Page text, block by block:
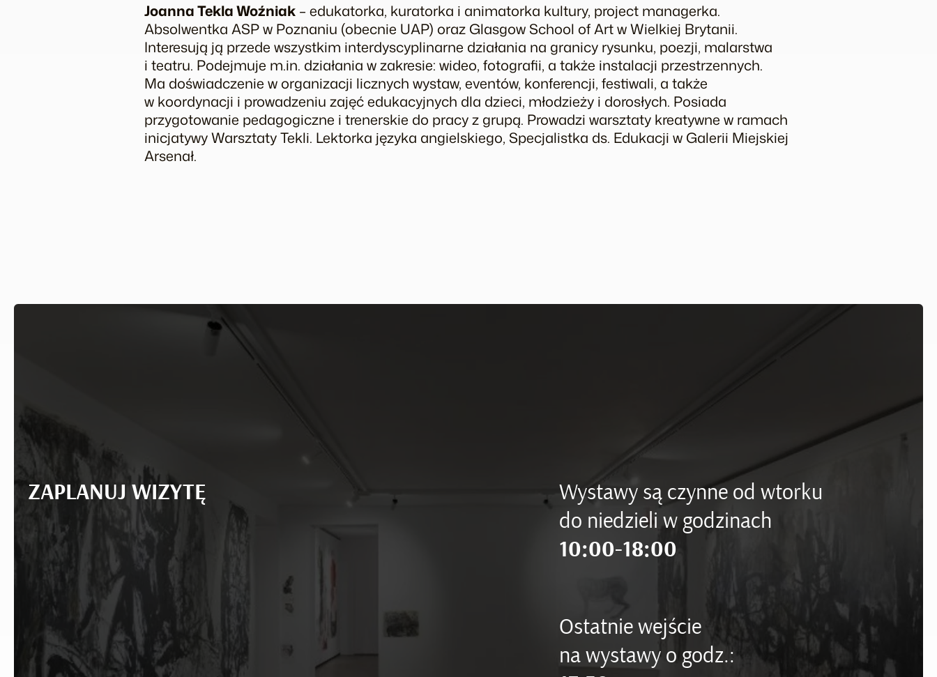
Joanna Tekla Woźniak – edukatorka, kuratorka i animatorka kultury, project managerka.
Absolwentka ASP w Poznaniu (obecnie UAP) oraz Glasgow School of Art w Wielkiej Brytanii.
Interesują ją przede wszystkim interdyscyplinarne działania na granicy rysunku, poezji, malarstwa
i teatru. Podejmuje m.in. działania w zakresie: wideo, fotografii, a także instalacji przestrzennych.
Ma doświadczenie w organizacji licznych wystaw, eventów, konferencji, festiwali, a także
w koordynacji i prowadzeniu zajęć edukacyjnych dla dzieci, młodzieży i dorosłych. Posiada
przygotowanie pedagogiczne i trenerskie do pracy z grupą. Prowadzi warsztaty kreatywne w ramach
inicjatywy Warsztaty Tekli. Lektorka języka angielskiego, Specjalistka ds. Edukacji w Galerii Miejskiej
Arsenał.
ZAPLANUJ WIZYTĘ
Wystawy są czynne od wtorku
do niedzieli w godzinach
10:00-18:00
Ostatnie wejście
na wystawy o godz.: